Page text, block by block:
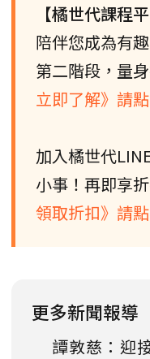
【橘世代課程平
陪伴您成為有
第二階段，量
立即了解》請
加入橘世代
小事！再即享
領取折扣》請
更多新聞報導
譚敦慈：迎